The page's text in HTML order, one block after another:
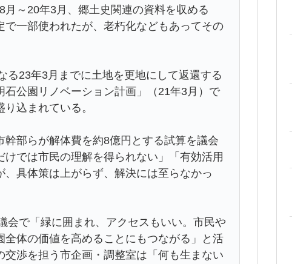
～20年3月、郷土史関連の資料を収める
一部使われたが、老朽化などもあってその
23年3月までに土地を更地にして返還する
公園リノベーション計画」（21年3月）で
込まれている。
部らが解体費を約8億円とする試算を議会
では市民の理解を得られない」「有効活用
具体策は上がらず、解決には至らなかっ
で「緑に囲まれ、アクセスもいい。市民や
体の価値を高めることにもつながる」と活
渉を担う市企画・調整室は「何も生まない